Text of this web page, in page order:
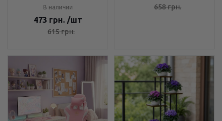
В наличии
473 грн. /шт
615грн.
658грн.